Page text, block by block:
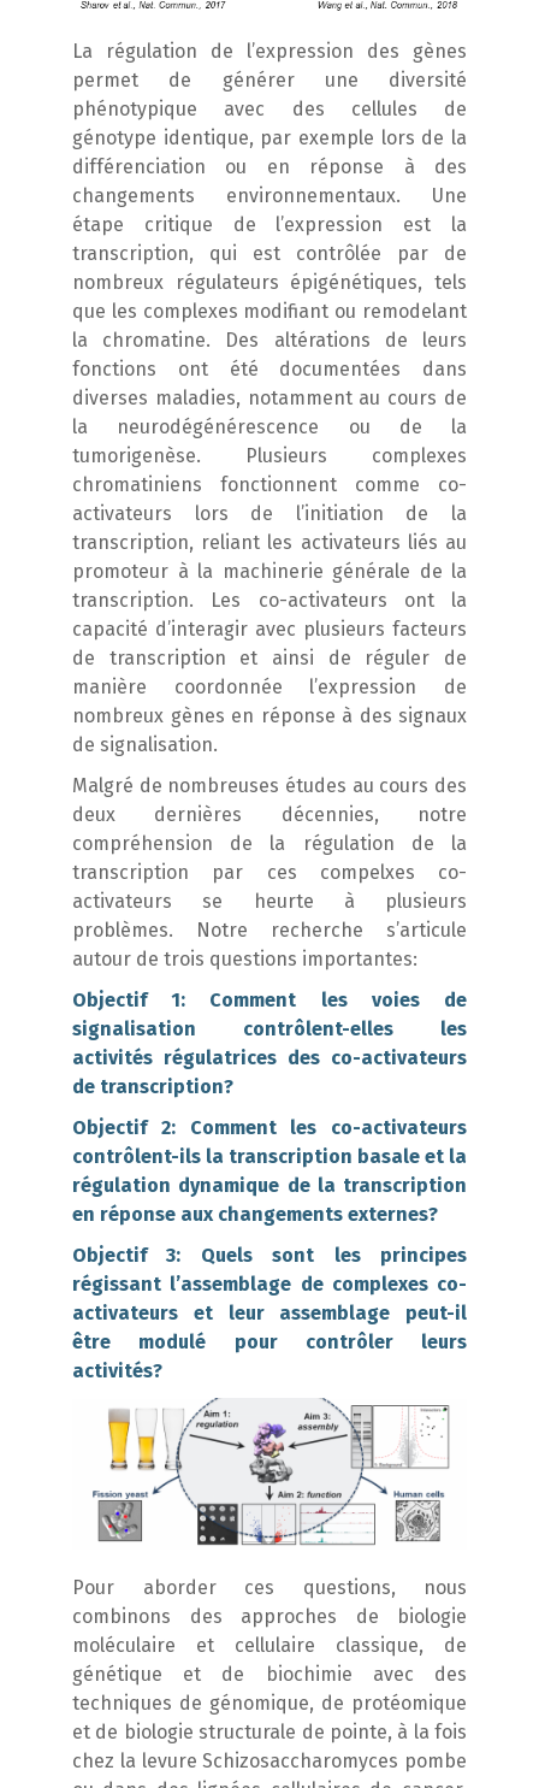
La régulation de l’expression des gènes
permet de générer une diversité
phénotypique avec des cellules de
génotype identique, par exemple lors de la
différenciation ou en réponse à des
changements environnementaux. Une
étape critique de l’expression est la
transcription, qui est contrôlée par de
nombreux régulateurs épigénétiques, tels
que les complexes modifiant ou remodelant
la chromatine. Des altérations de leurs
fonctions ont été documentées dans
diverses maladies, notamment au cours de
la neurodégénérescence ou de la
tumorigenèse. Plusieurs complexes
chromatiniens fonctionnent comme co-
activateurs lors de l’initiation de la
transcription, reliant les activateurs liés au
promoteur à la machinerie générale de la
transcription. Les co-activateurs ont la
capacité d’interagir avec plusieurs facteurs
de transcription et ainsi de réguler de
manière coordonnée l’expression de
nombreux gènes en réponse à des signaux
de signalisation.
Malgré de nombreuses études au cours des
deux dernières décennies, notre
compréhension de la régulation de la
transcription par ces compelxes co-
activateurs se heurte à plusieurs
problèmes. Notre recherche s’articule
autour de trois questions importantes:
Objectif 1: Comment les voies de
signalisation contrôlent-elles les
activités régulatrices des co-activateurs
de transcription?
Objectif 2: Comment les co-activateurs
contrôlent-ils la transcription basale et la
régulation dynamique de la transcription
en réponse aux changements externes?
Objectif 3: Quels sont les principes
régissant l’assemblage de complexes co-
activateurs et leur assemblage peut-il
être modulé pour contrôler leurs
activités?
Pour aborder ces questions, nous
combinons des approches de biologie
moléculaire et cellulaire classique, de
génétique et de biochimie avec des
techniques de génomique, de protéomique
et de biologie structurale de pointe, à la fois
chez la levureSchizosaccharomyces pombe